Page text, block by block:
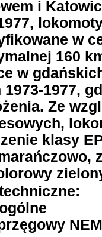
i
w
160
w
1973-1977,
Ze
klasy